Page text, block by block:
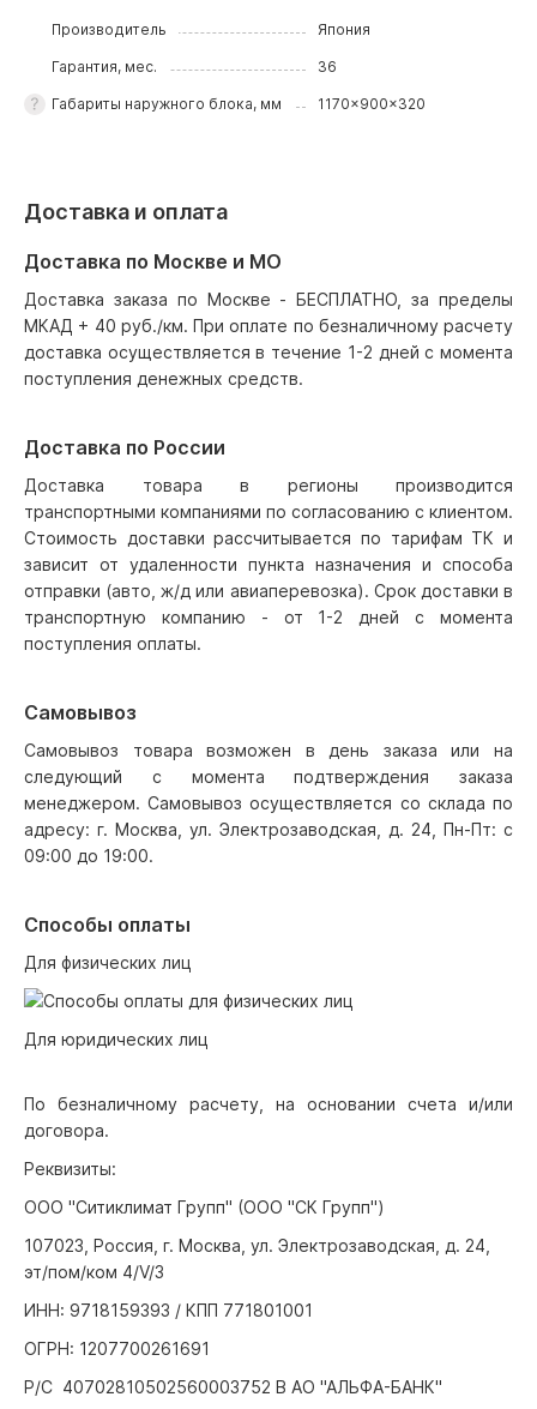
Производитель Япония
Гарантия, мес. 36
Габариты наружного блока, мм 1170x900x320
Доставка и оплата
Доставка по Москве и МО
Доставка заказа по Москве - БЕСПЛАТНО, за пределы
МКАД + 40 руб./км. При оплате по безналичному расчету
доставка осуществляется в течение 1-2 дней с момента
поступления денежных средств.
Доставка по России
Доставка товара в регионы производится
транспортными компаниями по согласованию с клиентом.
Стоимость доставки рассчитывается по тарифам ТК и
зависит от удаленности пункта назначения и способа
отправки (авто, ж/д или авиаперевозка). Срок доставки в
транспортную компанию - от 1-2 дней с момента
поступления оплаты.
Самовывоз
Самовывоз товара возможен в день заказа или на
следующий с момента подтверждения заказа
менеджером. Самовывоз осуществляется со склада по
адресу: г. Москва, ул. Электрозаводская, д. 24, Пн-Пт: с
09:00 до 19:00.
Способы оплаты
Для физических лиц
Для юридических лиц
По безналичному расчету, на основании счета и/или
договора.
Реквизиты:
ООО "Ситиклимат Групп" (ООО "СК Групп")
107023, Россия, г. Москва, ул. Электрозаводская, д. 24,
эт/пом/ком 4/V/3
ИНН: 9718159393 / КПП 771801001
ОГРН: 1207700261691
Р/С 40702810502560003752 В АО "АЛЬФА-БАНК"